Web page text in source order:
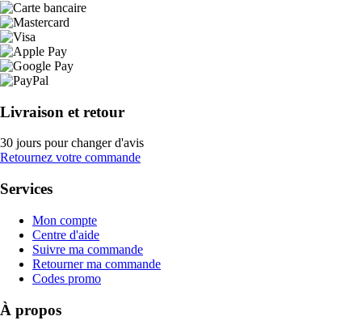
Livraison et retour
30 jours pour changer d'avis
Retournez votre commande
Services
Mon compte
Centre d'aide
Suivre ma commande
Retourner ma commande
Codes promo
À propos